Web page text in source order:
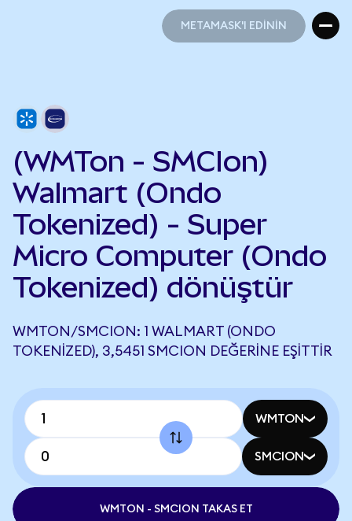
METAMASK'I EDİNİN
(WMTon - SMCIon)
Walmart (Ondo
Tokenized) - Super
Micro Computer (Ondo
Tokenized) dönüştür
WMTON/SMCION: 1 WALMART (ONDO
TOKENIZED), 3,5451 SMCION DEĞERINE EŞITTIR
WMTON
SMCION
WMTON - SMCION TAKAS ET